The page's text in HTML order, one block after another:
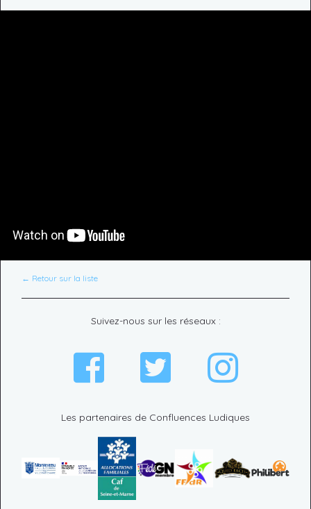
← Retour sur la liste
Les partenaires de Confluences Ludiques
Suivez-nous sur les réseaux :